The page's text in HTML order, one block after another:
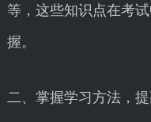
等，这些知识点在考
握。
二、掌握学习方法，